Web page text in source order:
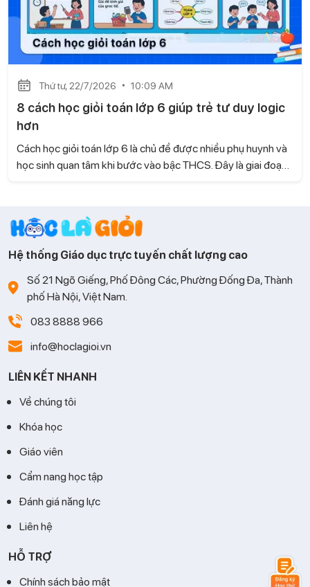
Thứ tư, 22/7/2026 10:09 AM
8 cách học giỏi toán lớp 6 giúp trẻ tư duy logic
hơn
Cách học giỏi toán lớp 6 là chủ đề được nhiều phụ huynh và
học sinh quan tâm khi bước vào bậc THCS. Đây là giai đoạn
là Giỏi tìm hiểu những phương pháp học hiệu quả giúp con
tiếp thu nhanh và học Toán tự tin hơn.
Hệ thống Giáo dục trực tuyến chất lượng cao
Số 21 Ngõ Giếng, Phố Đông Các, Phường Đống Đa, Thành
phố Hà Nội, Việt Nam.
083 8888 966
info@hoclagioi.vn
LIÊN KẾT NHANH
Về chúng tôi
Khóa học
Giáo viên
Cẩm nang học tập
Đánh giá năng lực
Liên hệ
HỖ TRỢ
Chính sách bảo mật